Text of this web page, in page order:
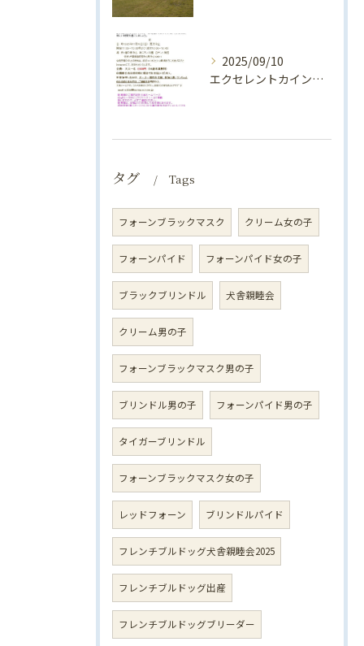
2025/09/10
エクセレントカインド犬舎親睦会（2025年）のお知らせ♪
タグ Tags
フォーンブラックマスク クリーム女の子
フォーンパイド フォーンパイド女の子
ブラックブリンドル 犬舎親睦会
クリーム男の子
フォーンブラックマスク男の子
ブリンドル男の子 フォーンパイド男の子
タイガーブリンドル
フォーンブラックマスク女の子
レッドフォーン ブリンドルパイド
フレンチブルドッグ犬舎親睦会2025
フレンチブルドッグ出産
フレンチブルドッグブリーダー